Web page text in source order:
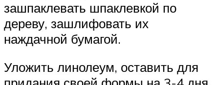
зашпаклевать шпаклевкой по
дереву, зашлифовать их
наждачной бумагой.
Уложить линолеум, оставить для